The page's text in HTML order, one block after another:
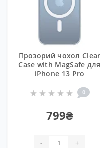
Прозорий чохол Clear
Case with MagSafe для
iPhone 13 Pro
0
799₴
- +